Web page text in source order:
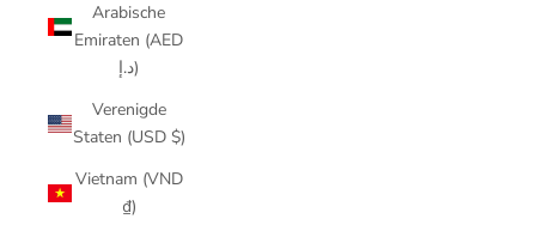
Arabische
Emiraten (AED
د.إ)
Verenigde
Staten (USD $)
Vietnam (VND
₫)